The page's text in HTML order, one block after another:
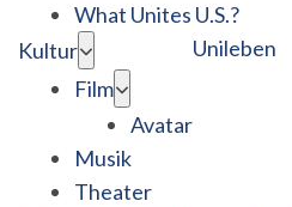
What Unites U.S.?
Kultur
Film
Avatar
Musik
Theater
Unileben